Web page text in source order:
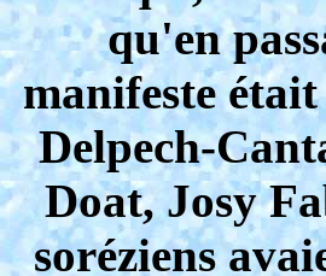
qu'en
manifeste
Delpech-
Doat, Josy
soréziens